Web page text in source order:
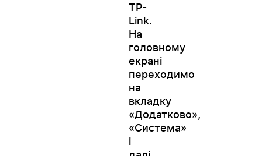
TP-
Link.
На
головному
екрані
переходимо
на
вкладку
«Додатково»,
«Система»
і